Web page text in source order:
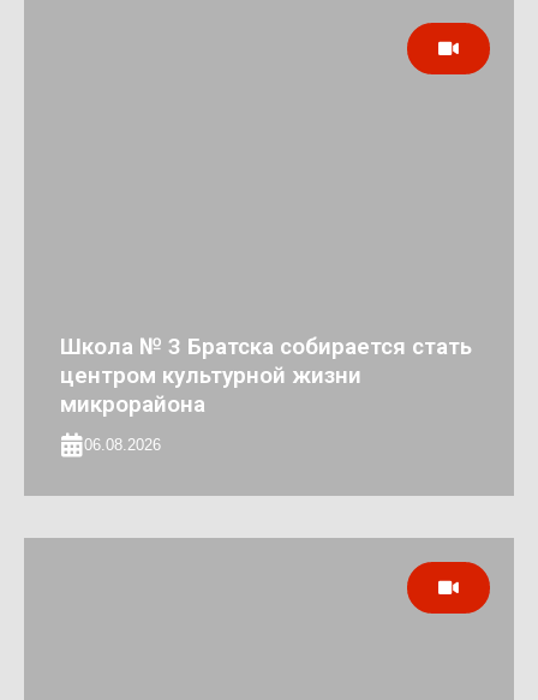
Школа № 3 Братска собирается стать
центром культурной жизни
микрорайона
06.08.2026